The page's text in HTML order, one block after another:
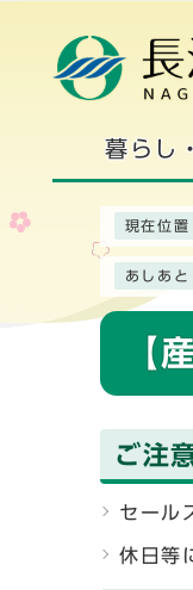
暮らし
現在位置
あしあと
【
ご注
セール
休日等